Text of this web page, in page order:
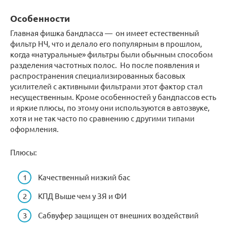
Особенности
Главная фишка бандпасса — он имеет естественный
фильтр НЧ, что и делало его популярным в прошлом,
когда «натуральные» фильтры были обычным способом
разделения частотных полос. Но после появления и
распространения специализированных басовых
усилителей с активными фильтрами этот фактор стал
несущественным. Кроме особенностей у бандпассов есть
и яркие плюсы, по этому они используются в автозвуке,
хотя и не так часто по сравнению с другими типами
оформления.
Плюсы:
Качественный низкий бас
КПД Выше чем у ЗЯ и ФИ
Сабвуфер защищен от внешних воздействий